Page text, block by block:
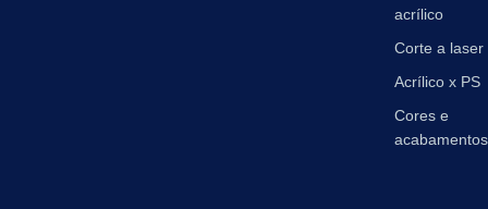
acrílico
Corte a laser
Acrílico x PS
Cores e
acabamentos